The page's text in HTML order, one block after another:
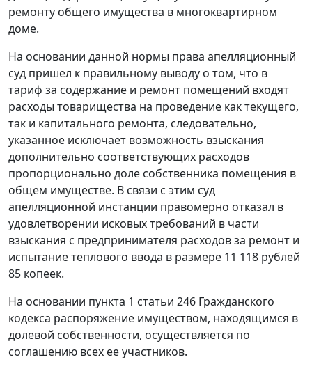
ремонту общего имущества в многоквартирном
доме.
На основании данной нормы права апелляционный
суд пришел к правильному выводу о том, что в
тариф за содержание и ремонт помещений входят
расходы товарищества на проведение как текущего,
так и капитального ремонта, следовательно,
указанное исключает возможность взыскания
дополнительно соответствующих расходов
пропорционально доле собственника помещения в
общем имуществе. В связи с этим суд
апелляционной инстанции правомерно отказал в
удовлетворении исковых требований в части
взыскания с предпринимателя расходов за ремонт и
испытание теплового ввода в размере 11 118 рублей
85 копеек.
На основании пункта 1 статьи 246 Гражданского
кодекса распоряжение имуществом, находящимся в
долевой собственности, осуществляется по
соглашению всех ее участников.